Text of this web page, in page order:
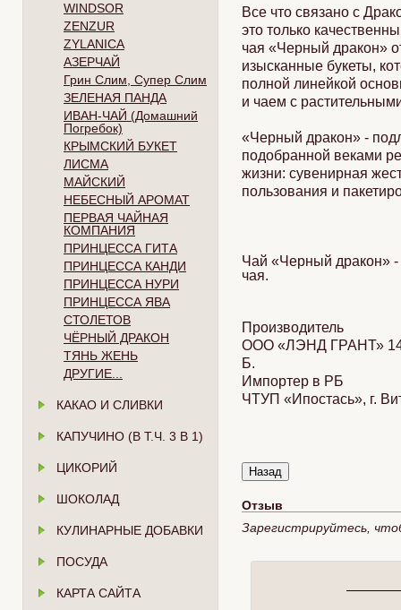
WINDSOR
ZENZUR
ZYLANICA
АЗЕРЧАЙ
Грин Слим, Супер Слим
ЗЕЛЕНАЯ ПАНДА
ИВАН-ЧАЙ (Домашний
Погребок)
КРЫМСКИЙ БУКЕТ
ЛИСМА
МАЙСКИЙ
НЕБЕСНЫЙ АРОМАТ
ПЕРВАЯ ЧАЙНАЯ
КОМПАНИЯ
ПРИНЦЕССА ГИТА
ПРИНЦЕССА КАНДИ
ПРИНЦЕССА НУРИ
ПРИНЦЕССА ЯВА
СТОЛЕТОВ
ЧЁРНЫЙ ДРАКОН
ТЯНЬ ЖЕНЬ
ДРУГИЕ...
КАКАО И СЛИВКИ
КАПУЧИНО (В Т.Ч. 3 В 1)
ЦИКОРИЙ
ШОКОЛАД
КУЛИНАРНЫЕ ДОБАВКИ
ПОСУДА
КАРТА САЙТА
Все что связано с
это только
чая «Черный дракон»
изысканные букеты,
полной линейкой
и чаем с
«Черный дракон» -
подобранной веками
жизни: сувенирная
пользования и
Чай «Черный дракон» -
чая.
Производитель
ООО «ЛЭНД ГРАНТ»
Б.
Импортер в РБ
ЧТУП «Ипостась», г.
Отзыв
Зарегистрируйтесь,